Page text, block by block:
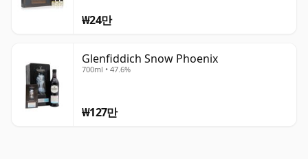
₩24만
Glenfiddich Snow Phoenix
700ml • 47.6%
₩127만